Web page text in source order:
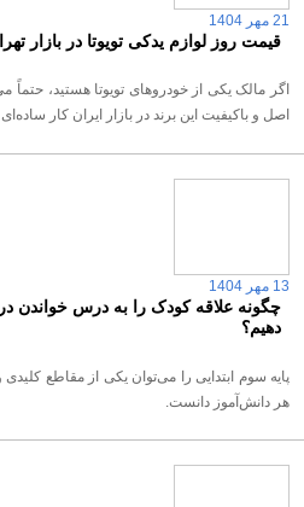
21 مهر 1404
قیمت روز لوازم یدکی تویوتا در بازار
اگر مالک یکی از خودروهای تویوتا هستید، حتماً
اصل و باکیفیت این برند در بازار ایران کار
13 مهر 1404
چگونه علاقه کودک را به درس خواندن
دهیم؟
پایه سوم ابتدایی را می‌توان یکی از مقاطع
هر دانش‌آموز دانست.